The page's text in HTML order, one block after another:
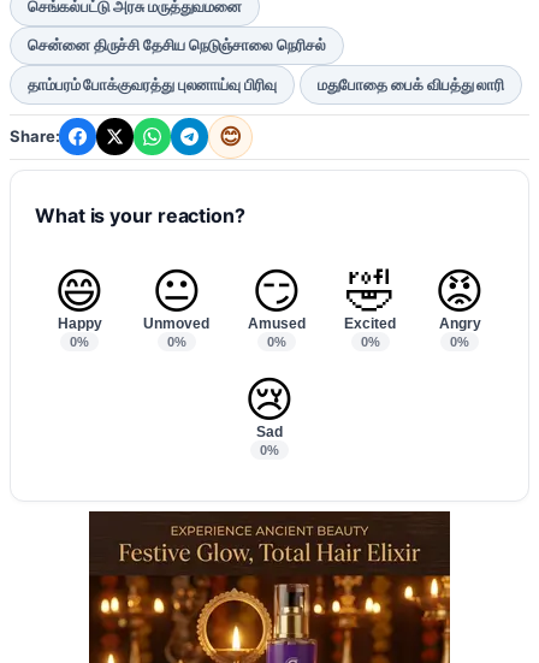
செங்கல்பட்டு அரசு மருத்துவமனை
சென்னை திருச்சி தேசிய நெடுஞ்சாலை நெரிசல்
தாம்பரம் போக்குவரத்து புலனாய்வு பிரிவு மதுபோதை பைக் விபத்து லாரி
Share: 😊
What is your reaction?
😄
Happy
0%
😐
Unmoved
0%
😏
Amused
0%
🤣
Excited
0%
😡
Angry
0%
😢
Sad
0%